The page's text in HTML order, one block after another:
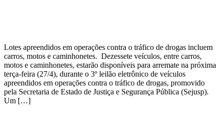
Lotes apreendidos em operações contra o tráfico de drogas incluem
carros, motos e caminhonetes. Dezessete veículos, entre carros,
motos e caminhonetes, estarão disponíveis para arremate na próxima
terça-feira (27/4), durante o 3º leilão eletrônico de veículos
apreendidos em operações contra o tráfico de drogas, promovido
pela Secretaria de Estado de Justiça e Segurança Pública (Sejusp).
Um […]